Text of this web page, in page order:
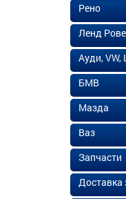
Рено
Ленд
Ауди,
БМВ
Мазда
Ваз
Запчасти
Доставка